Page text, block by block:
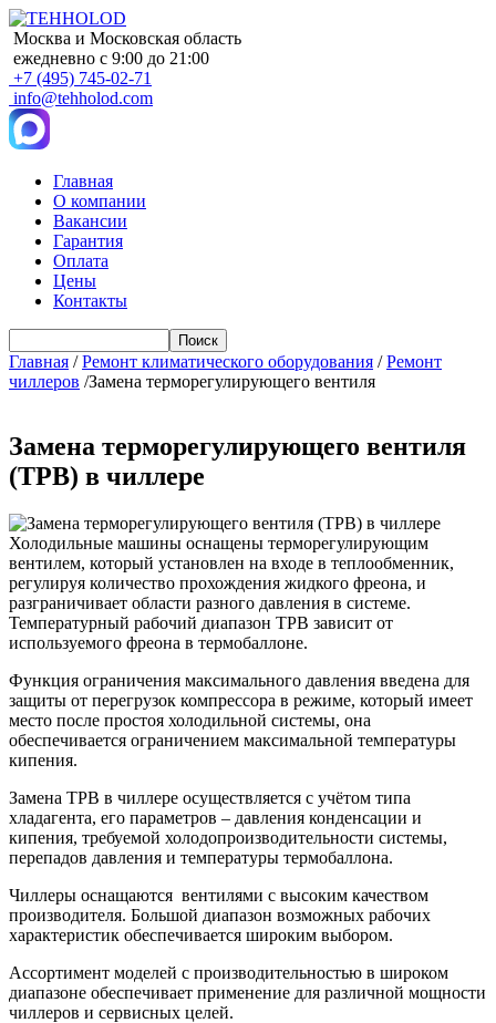
Москва и Московская область
ежедневно с 9:00 до 21:00
+7 (495) 745-02-71
info@tehholod.com
Main
navigation
Главная
О компании
Вакансии
Гарантия
Оплата
Цены
Контакты
Главная /Ремонт климатического оборудования /Ремонт
чиллеров /Замена терморегулирующего вентиля
Замена терморегулирующего вентиля
(ТРВ) в чиллере
Холодильные машины оснащены терморегулирующим
вентилем, который установлен на входе в теплообменник,
регулируя количество прохождения жидкого фреона, и
разграничивает области разного давления в системе.
Температурный рабочий диапазон ТРВ зависит от
используемого фреона в термобаллоне.
Функция ограничения максимального давления введена для
защиты от перегрузок компрессора в режиме, который имеет
место после простоя холодильной системы, она
обеспечивается ограничением максимальной температуры
кипения.
Замена ТРВ в чиллере осуществляется с учётом типа
хладагента, его параметров – давления конденсации и
кипения, требуемой холодопроизводительности системы,
перепадов давления и температуры термобаллона.
Чиллеры оснащаются вентилями с высоким качеством
производителя. Большой диапазон возможных рабочих
характеристик обеспечивается широким выбором.
Ассортимент моделей с производительностью в широком
диапазоне обеспечивает применение для различной мощности
чиллеров и сервисных целей.